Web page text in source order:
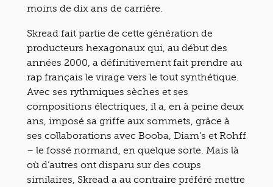
moins de dix ans de carrière.
Skread fait partie de cette génération de
producteurs hexagonaux qui, au début des
années 2000, a définitivement fait prendre au
rap français le virage vers le tout synthétique.
Avec ses rythmiques sèches et ses
compositions électriques, il a, en à peine deux
ans, imposé sa griffe aux sommets, grâce à
ses collaborations avec Booba, Diam’s et Rohff
– le fossé normand, en quelque sorte. Mais là
où d’autres ont disparu sur des coups
similaires, Skread a au contraire préféré mettre